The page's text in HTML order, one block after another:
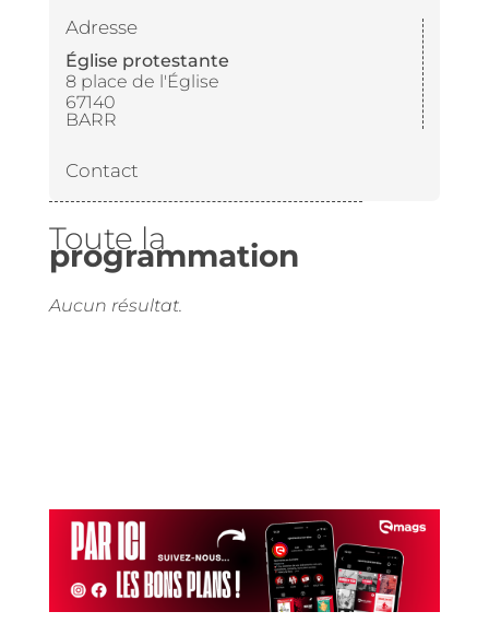
Adresse
Église protestante
8 place de l'Église
67140
BARR
Contact
Toute la
programmation
Aucun résultat.